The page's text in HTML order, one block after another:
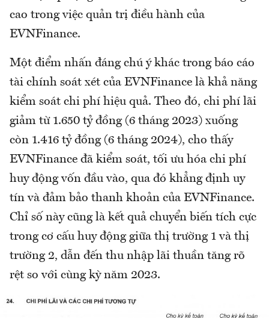
cao trong việc quản trị điều hành của
EVNFinance.
Một điểm nhấn đáng chú ý khác trong báo cáo
tài chính soát xét của EVNFinance là khả năng
kiểm soát chi phí hiệu quả. Theo đó, chi phí lãi
giảm từ 1.650 tỷ đồng (6 tháng 2023) xuống
còn 1.416 tỷ đồng (6 tháng 2024), cho thấy
EVNFinance đã kiểm soát, tối ưu hóa chi phí
huy động vốn đầu vào, qua đó khẳng định uy
tín và đảm bảo thanh khoản của EVNFinance.
Chỉ số này cũng là kết quả chuyển biến tích cực
trong cơ cấu huy động giữa thị trường 1 và thị
trường 2, dẫn đến thu nhập lãi thuần tăng rõ
rệt so với cùng kỳ năm 2023.